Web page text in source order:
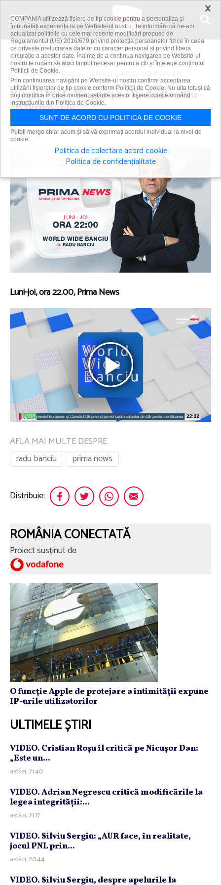
Acasă
Uncategorized
World Wide Banciu, cu Radu Banciu - 20 februarie
World Wide Banciu, cu Radu Banciu -
20 februarie
Primanews | 21 feb 2024
Luni-joi, ora 22.00, Prima News
AFLA MAI MULTE DESPRE
radu banciu
prima news
Distribuie:
ROMÂNIA CONECTATĂ
Proiect susținut de
O funcție Apple de protejare a intimității expune
IP-urile utilizatorilor
ULTIMELE ȘTIRI
VIDEO. Cristian Roşu îl critică pe Nicuşor Dan:
„Este un...
astăzi, 21:40
VIDEO. Adrian Negrescu critică modificările la
legea integrităţii:...
astăzi, 21:17
VIDEO. Silviu Sergiu: „AUR face, în realitate,
jocul PNL prin...
astăzi, 20:44
VIDEO. Silviu Sergiu, despre apelurile la
×
COMPANIA utilizează fişiere de tip cookie pentru a personaliza și
îmbunătăți experiența ta pe Website-ul nostru. Te informăm că ne-am
actualizat politicile cu cele mai recente modificări propuse de
Regulamentul (UE) 2016/679 privind protecția persoanelor fizice în ceea
ce privește prelucrarea datelor cu caracter personal și privind libera
circulație a acestor date. Înainte de a continua navigarea pe Website-ul
nostru te rugăm să aloci timpul necesar pentru a citi și înțelege conținutul
Politicii de Cookie.
Prin continuarea navigării pe Website-ul nostru confirmi acceptarea
utilizării fişierelor de tip cookie conform Politicii de Cookie. Nu uita totuși că
poți modifica în orice moment setările acestor fişiere cookie urmând
instrucțiunile din Politica de Cookie.
SUNT DE ACORD CU POLITICA DE COOKIE
Puteți merge chiar acum și să vă exprimați acordul individual la nivel de
cookie:
Politica de colectare acord cookie
Politica de confidențialitate